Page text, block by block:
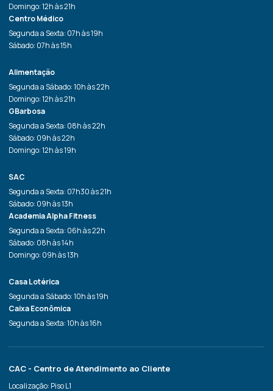
Domingo: 12h às 21h
Centro Médico
Segunda a Sexta: 07h às 19h
Sábado: 07h às 15h
Alimentação
Segunda a Sábado: 10h às 22h
Domingo: 12h às 21h
GBarbosa
Segunda a Sexta: 08h às 22h
Sábado: 09h às 22h
Domingo: 12h às 19h
SAC
Segunda a Sexta: 07h30 às 21h
Sábado: 09h às 13h
Academia Alpha Fitness
Segunda a Sexta: 06h às 22h
Sábado: 08h às 14h
Domingo: 09h às 13h
Casa Lotérica
Segunda a Sábado: 10h às 19h
Caixa Econômica
Segunda a Sexta: 10h às 16h
CAC - Centro de Atendimento ao Cliente
Localização: Piso L1